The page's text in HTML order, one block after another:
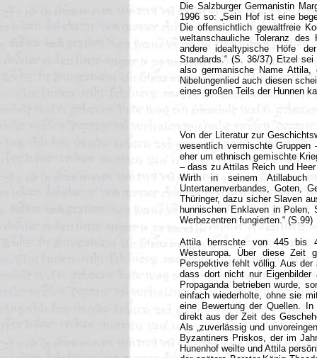
Die Salzburger Germanistin
1996 so: „Sein Hof ist eine
Die offensichtlich gewaltfreie
weltanschauliche Toleranz
andere idealtypische Höfe
Standards.“ (S. 36/37) Etzel
also germanische Name
Nibelungenlied auch diesen
eines großen Teils der Hunnen
Von der Literatur zur
wesentlich vermischte
eher um ethnisch gemischte
– dass zu Attilas Reich und
Wirth in seinem Atillabuch
Untertanenverbandes, Goten,
Thüringer, dazu sicher Slaven
hunnischen Enklaven in Polen,
Werbezentren fungierten.“ (S.99)
Attila herrschte von 445 bis
Westeuropa. Über diese Zeit
Perspektive fehlt völlig. Aus der
dass dort nicht nur Eigenbilder
Propaganda betrieben wurde,
einfach wiederholte, ohne sie
eine Bewertung der Quellen.
direkt aus der Zeit des
Als „zuverlässig und
Byzantiners Priskos, der im
Hunenhof weilte und Attila